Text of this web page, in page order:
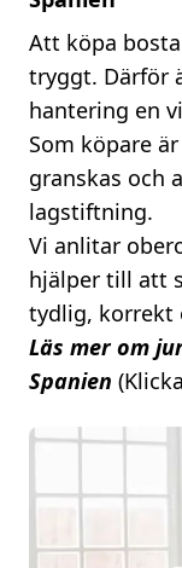
Att köpa
tryggt. Därför
hantering en
Som köpare
granskas och
lagstiftning.
Vi anlitar
hjälper till att
tydlig, korrekt
Läs mer om
Spanien